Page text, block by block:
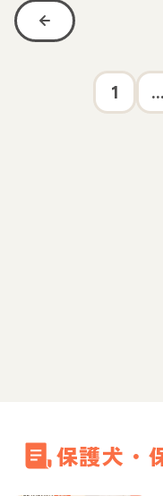
1 ...
保護犬・